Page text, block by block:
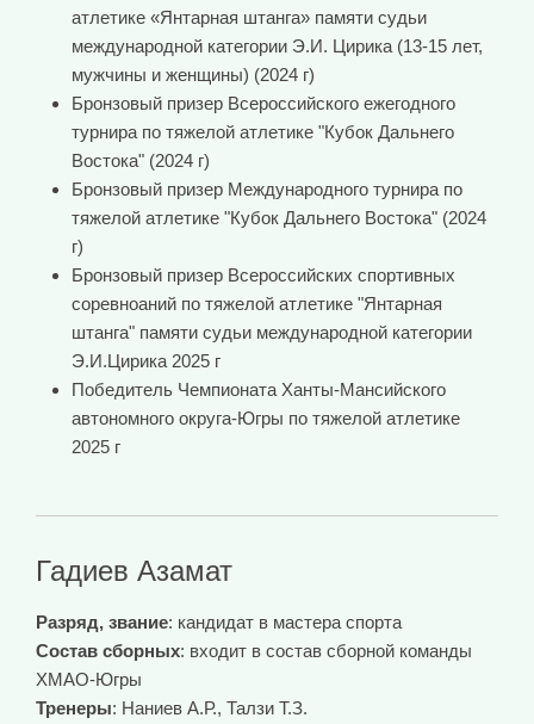
атлетике «Янтарная штанга» памяти судьи
международной категории Э.И. Цирика (13-15 лет,
мужчины и женщины) (2024 г)
Бронзовый призер Всероссийского ежегодного
турнира по тяжелой атлетике "Кубок Дальнего
Востока" (2024 г)
Бронзовый призер Международного турнира по
тяжелой атлетике "Кубок Дальнего Востока" (2024
г)
Бронзовый призер Всероссийских спортивных
соревноаний по тяжелой атлетике "Янтарная
штанга" памяти судьи международной категории
Э.И.Цирика 2025 г
Победитель Чемпионата Ханты-Мансийского
автономного округа-Югры по тяжелой атлетике
2025 г
Гадиев Азамат
Разряд, звание: кандидат в мастера спорта
Состав сборных: входит в состав сборной команды
ХМАО-Югры
Тренеры: Наниев А.Р., Талзи Т.З.